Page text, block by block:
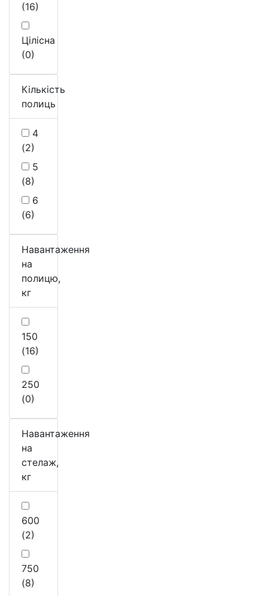
(16)
Цілісна
(0)
Кількість
полиць
4
(2)
5
(8)
6
(6)
Навантаження
на
полицю,
кг
150
(16)
250
(0)
Навантаження
на
стелаж,
кг
600
(2)
750
(8)